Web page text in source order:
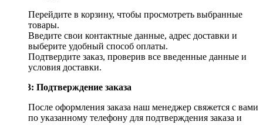
Перейдите в корзину, чтобы просмотреть выбранные
товары.
Введите свои контактные данные, адрес доставки и
выберите удобный способ оплаты.
Подтвердите заказ, проверив все введенные данные и
условия доставки.
Шаг 3: Подтверждение заказа
После оформления заказа наш менеджер свяжется с вами
по указанному телефону для подтверждения заказа и